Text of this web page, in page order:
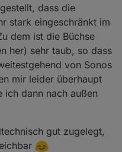
dass die
stark eingeschränkt im
dem ist die Büchse
her) sehr taub, so dass
von Sonos
mir leider überhaupt
ich dann nach außen
gut zugelegt,